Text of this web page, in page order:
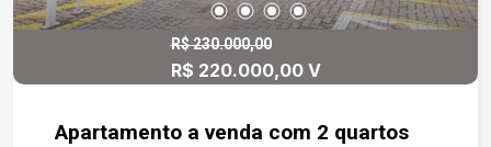
para quem busca um lar luxuoso e confortável. E,
como um diferencial, o apartamento está como
foi entregue pela construtora, garantindo a
R$ 230.000,00
R$ 220.000,00 V
Apartamento a venda com 2 quartos